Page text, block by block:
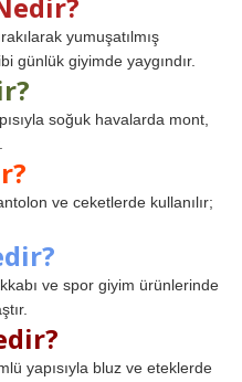
yumuşatılmış
günlük giyimde yaygındır.
soğuk havalarda mont,
ve ceketlerde kullanılır;
ve spor giyim ürünlerinde
yapısıyla bluz ve eteklerde